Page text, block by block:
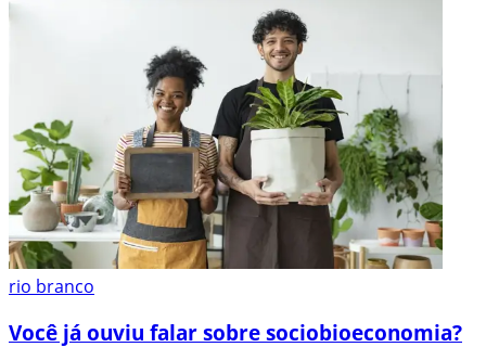
rio branco
Você já ouviu falar sobre sociobioeconomia?